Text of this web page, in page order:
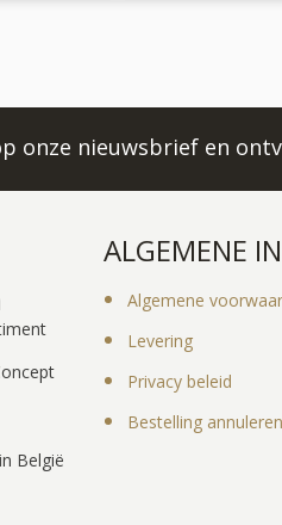
onze nieuwsbrief en
België
ALGEMENE
Algemene
Levering
Privacy beleid
Bestelling annuleren